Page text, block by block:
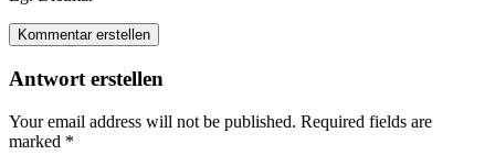
Kommentar erstellen
Antwort erstellen
Your email address will not be published. Required fields are
marked *